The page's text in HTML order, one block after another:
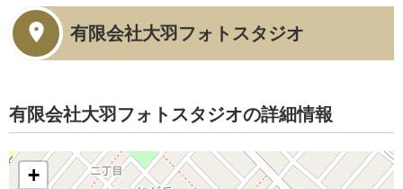
有限会社大羽フォトスタジオ
有限会社大羽フォトスタジオの詳細情報
+